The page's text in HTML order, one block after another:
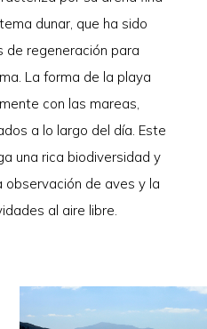
dunar, que ha sido
regeneración para
La forma de la playa
con las mareas,
a lo largo del día. Este
una rica biodiversidad y
observación de aves y la
al aire libre.